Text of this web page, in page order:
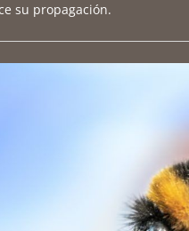
su propagación.